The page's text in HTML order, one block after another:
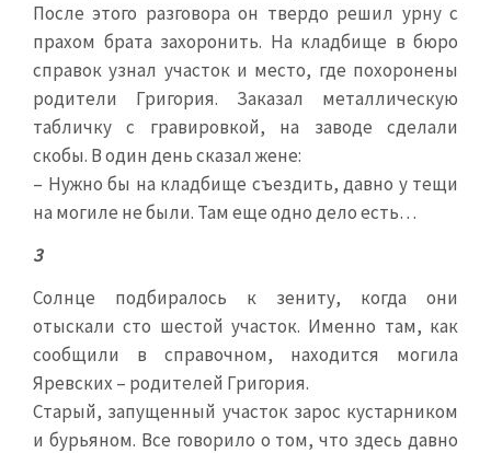
После этого разговора он твердо решил урну с
прахом брата захоронить. На кладбище в бюро
справок узнал участок и место, где похоронены
родители Григория. Заказал металлическую
табличку с гравировкой, на заводе сделали
скобы. В один день сказал жене:
– Нужно бы на кладбище съездить, давно у тещи
на могиле не были. Там еще одно дело есть…
3
Солнце подбиралось к зениту, когда они
отыскали сто шестой участок. Именно там, как
сообщили в справочном, находится могила
Яревских – родителей Григория.
Старый, запущенный участок зарос кустарником
и бурьяном. Все говорило о том, что здесь давно